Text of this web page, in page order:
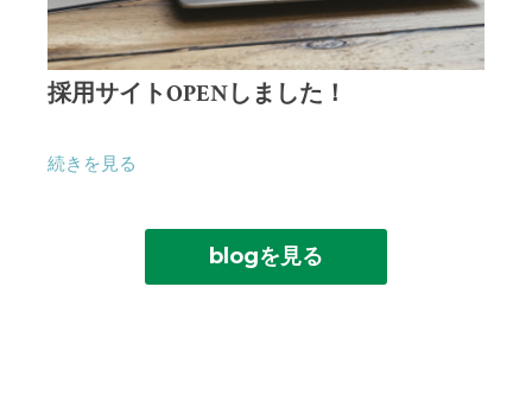
採用サイトOPENしました！
続きを見る
blogを見る